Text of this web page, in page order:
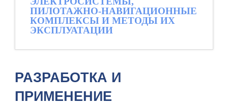
ПИЛОТАЖНО-НАВИГАЦИОННЫЕ
КОМПЛЕКСЫ И МЕТОДЫ ИХ
ЭКСПЛУАТАЦИИ
РАЗРАБОТКА И
ПРИМЕНЕНИЕ